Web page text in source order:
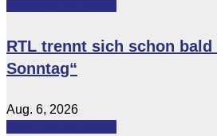
RTL trennt sich schon bald
Sonntag“
Aug. 6, 2026